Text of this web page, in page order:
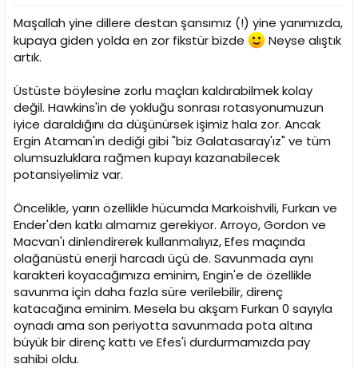
Maşallah yine dillere destan şansımız (!) yine yanımızda,
kupaya giden yolda en zor fikstür bizde
Neyse alıştık
artık.
Üstüste böylesine zorlu maçları kaldırabilmek kolay
değil. Hawkins'in de yokluğu sonrası rotasyonumuzun
iyice daraldığını da düşünürsek işimiz hala zor. Ancak
Ergin Ataman'ın dediği gibi "biz Galatasaray'ız" ve tüm
olumsuzluklara rağmen kupayı kazanabilecek
potansiyelimiz var.
Öncelikle, yarın özellikle hücumda Markoishvili, Furkan ve
Ender'den katkı almamız gerekiyor. Arroyo, Gordon ve
Macvan'ı dinlendirerek kullanmalıyız, Efes maçında
olağanüstü enerji harcadı üçü de. Savunmada aynı
karakteri koyacağımıza eminim, Engin'e de özellikle
savunma için daha fazla süre verilebilir, direnç
katacağına eminim. Mesela bu akşam Furkan 0 sayıyla
oynadı ama son periyotta savunmada pota altına
büyük bir direnç kattı ve Efes'i durdurmamızda pay
sahibi oldu.